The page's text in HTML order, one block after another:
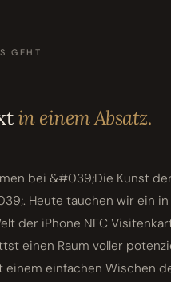
GEHT
in einem Absatz.
bei &#039;Die Kunst
Heute tauchen wir ein
der iPhone NFC
einen Raum voller
einem einfachen Wischen